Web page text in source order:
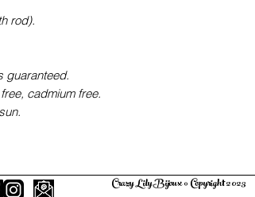
rod).
guaranteed.
cadmium free.
Crazy Lily Bijoux © Copyright 2023